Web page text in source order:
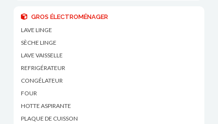
GROS ÉLECTROMÉNAGER
LAVE LINGE
SÈCHE LINGE
LAVE VAISSELLE
REFRIGÉRATEUR
CONGÉLATEUR
FOUR
HOTTE ASPIRANTE
PLAQUE DE CUISSON